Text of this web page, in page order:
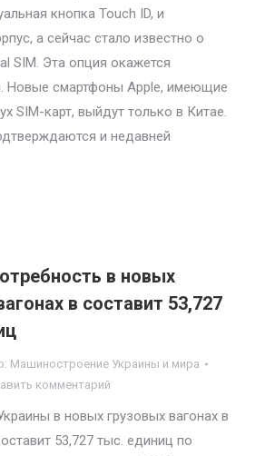
кнопка Touch ID, и
а сейчас стало известно о
SIM. Эта опция окажется
Новые смартфоны Apple, имеющие
SIM-карт, выйдут только в Китае.
и недавней
в новых
в составит 53,727
Машиностроение Украины и мира
комментарий
в новых грузовых вагонах в
53,727 тыс. единиц по